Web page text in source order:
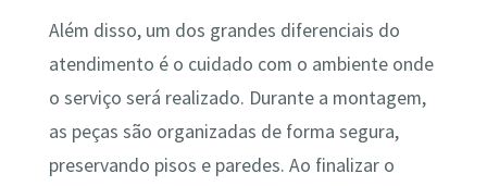
Além disso, um dos grandes diferenciais do
atendimento é o cuidado com o ambiente onde
o serviço será realizado. Durante a montagem,
as peças são organizadas de forma segura,
preservando pisos e paredes. Ao finalizar o